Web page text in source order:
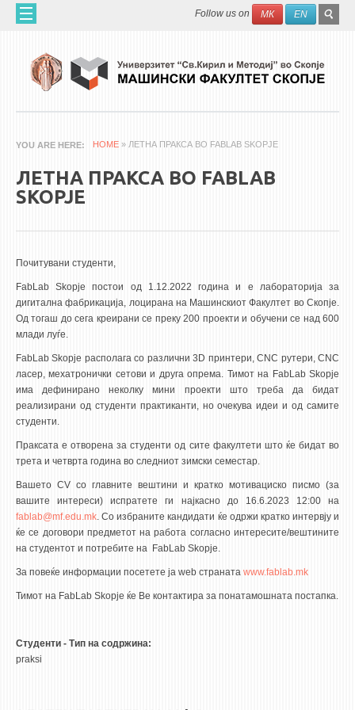
Skip to main content Search
Follow us on МК EN
ЗА НАС
60 ГОДИНИ МФ
НАУЧНА ДЕЈНОСТ
ERASMUS+
QIM-SEE
3DFindIT
WATERBRIDGING
CIRASIM
АКТИ
АКТИ
ИНФОРМАЦИИ ОД ЈАВЕН КАРАКТЕР
АНКЕТИ И САМОЕВАЛУАЦИИ
ЗАВРШНИ СМЕТКИ
ALUMNI MFS
YOU ARE HERE HOME » ЛЕТНА ПРАКСА ВО FABLAB SKOPJE
ЛЕТНА ПРАКСА ВО FABLAB
SKOPJE
Почитувани студенти,
FabLab Skopje постои од 1.12.2022 година и е лабораторија за
дигитална фабрикација, лоцирана на Машинскиот Факултет во Скопје.
Од тогаш до сега креирани се преку 200 проекти и обучени се над 600
млади луѓе.
FabLab Skopje располага со различни 3D принтери, CNC рутери, CNC
ласер, мехатронички сетови и друга опрема. Тимот на FabLab Skopje
има дефинирано неколку мини проекти што треба да бидат
реализирани од студенти практиканти, но очекува идеи и од самите
студенти.
Праксата е отворена за студенти од сите факултети што ќе бидат во
трета и четврта година во следниот зимски семестар.
Вашето CV со главните вештини и кратко мотивациско писмо (за
вашите интереси) испратете ги најкасно до 16.6.2023 12:00 на
fablab@mf.edu.mk. Со избраните кандидати ќе одржи кратко интервју и
ќе се договори предметот на работа согласно интересите/вештините
на студентот и потребите на FabLab Skopje.
За повеќе информации посетете ја web страната www.fablab.mk
Тимот на FabLab Skopje ќе Ве контактира за понатамошната постапка.
Студенти - Тип на содржина:
praksi